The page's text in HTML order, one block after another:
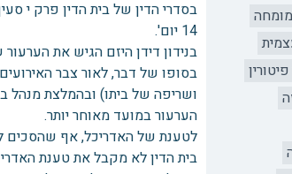
פיטורין
14 יום'.
בנידון דידן היזם הגיש את
בסופו של דבר, לאור צבר
הערעור במועד מאוחר יותר.
לטענת של האדריכל, אף שהסכים
בית הדין לא מקבל את טענת